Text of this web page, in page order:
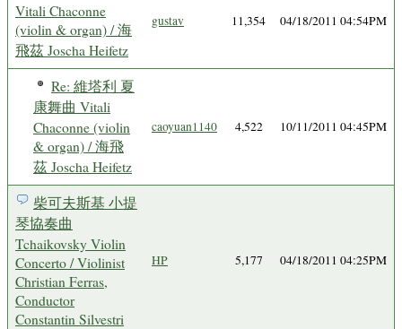
Vitali Chaconne
(violin & organ) / 海
飛茲 Joscha Heifetz
gustav 11,354 04/18/2011 04:54PM
Re: 維塔利 夏
康舞曲 Vitali
Chaconne (violin
& organ) / 海飛
茲 Joscha Heifetz
caoyuan1140 4,522 10/11/2011 04:45PM
柴可夫斯基 小提
琴協奏曲
Tchaikovsky Violin
Concerto / Violinist
Christian Ferras,
Conductor
Constantin Silvestri
HP 5,177 04/18/2011 04:25PM